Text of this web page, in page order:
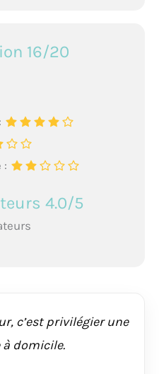
16/20
:
4.0/5
c’est privilégier une
domicile.